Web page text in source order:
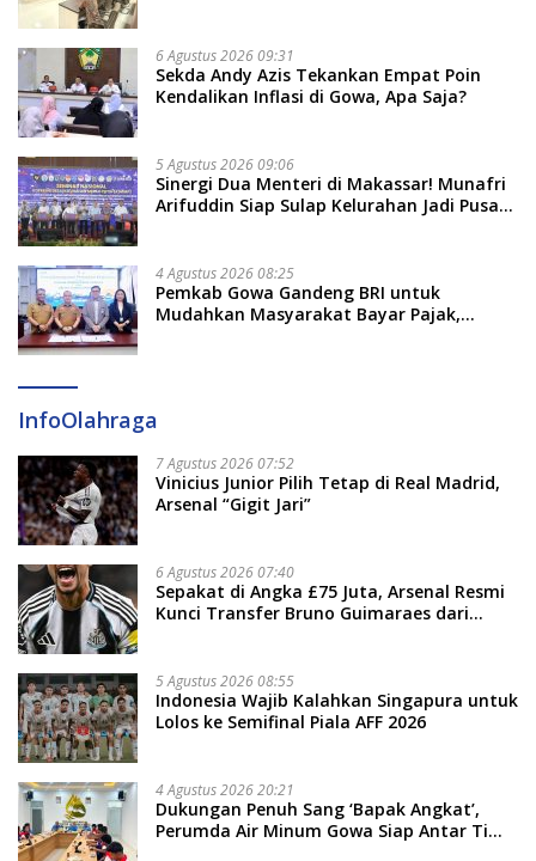
6 Agustus 2026 09:31
Sekda Andy Azis Tekankan Empat Poin
Kendalikan Inflasi di Gowa, Apa Saja?
5 Agustus 2026 09:06
Sinergi Dua Menteri di Makassar! Munafri
Arifuddin Siap Sulap Kelurahan Jadi Pusat
4 Agustus 2026 08:25
Pemkab Gowa Gandeng BRI untuk
Mudahkan Masyarakat Bayar Pajak,
InfoOlahraga
7 Agustus 2026 07:52
Vinicius Junior Pilih Tetap di Real Madrid,
Arsenal “Gigit Jari”
6 Agustus 2026 07:40
Sepakat di Angka £75 Juta, Arsenal Resmi
Kunci Transfer Bruno Guimaraes dari
5 Agustus 2026 08:55
Indonesia Wajib Kalahkan Singapura untuk
Lolos ke Semifinal Piala AFF 2026
4 Agustus 2026 20:21
Dukungan Penuh Sang ‘Bapak Angkat’,
Perumda Air Minum Gowa Siap Antar Tim